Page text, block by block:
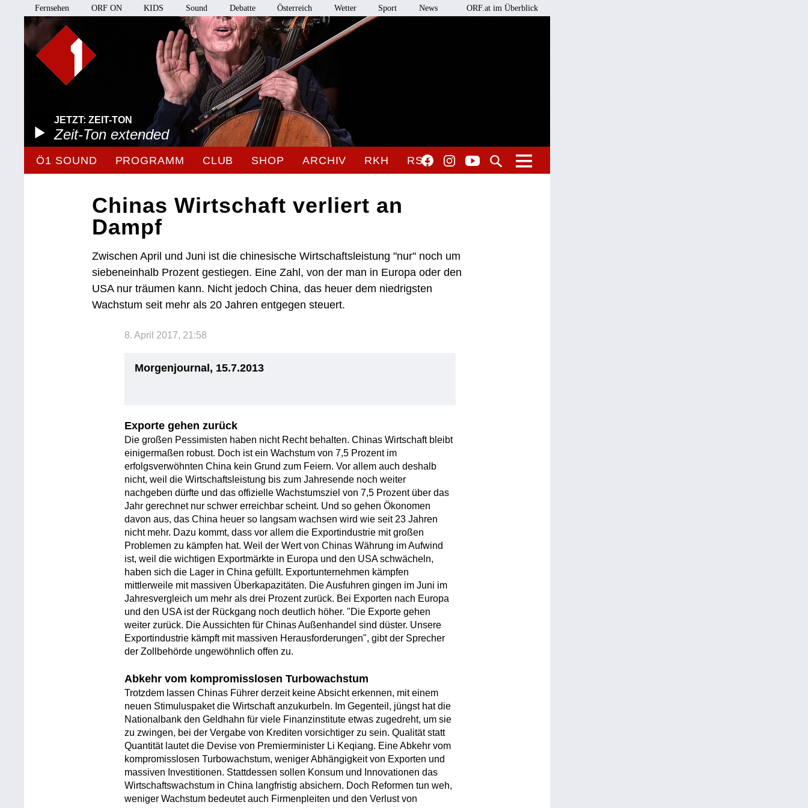
Fernsehen ORF ON KIDS Sound Debatte Österreich Wetter Sport News ORF.at im Überblick
JETZT: ZEIT-TON
Zeit-Ton extended
Ö1 SOUND PROGRAMM CLUB SHOP ARCHIV RKH RSO
Chinas Wirtschaft verliert an
Dampf
Zwischen April und Juni ist die chinesische Wirtschaftsleistung "nur" noch um
siebeneinhalb Prozent gestiegen. Eine Zahl, von der man in Europa oder den
USA nur träumen kann. Nicht jedoch China, das heuer dem niedrigsten
Wachstum seit mehr als 20 Jahren entgegen steuert.
8. April 2017, 21:58
Morgenjournal, 15.7.2013
Exporte gehen zurück
Die großen Pessimisten haben nicht Recht behalten. Chinas Wirtschaft bleibt
einigermaßen robust. Doch ist ein Wachstum von 7,5 Prozent im
erfolgsverwöhnten China kein Grund zum Feiern. Vor allem auch deshalb
nicht, weil die Wirtschaftsleistung bis zum Jahresende noch weiter
nachgeben dürfte und das offizielle Wachstumsziel von 7,5 Prozent über das
Jahr gerechnet nur schwer erreichbar scheint. Und so gehen Ökonomen
davon aus, das China heuer so langsam wachsen wird wie seit 23 Jahren
nicht mehr. Dazu kommt, dass vor allem die Exportindustrie mit großen
Problemen zu kämpfen hat. Weil der Wert von Chinas Währung im Aufwind
ist, weil die wichtigen Exportmärkte in Europa und den USA schwächeln,
haben sich die Lager in China gefüllt. Exportunternehmen kämpfen
mittlerweile mit massiven Überkapazitäten. Die Ausfuhren gingen im Juni im
Jahresvergleich um mehr als drei Prozent zurück. Bei Exporten nach Europa
und den USA ist der Rückgang noch deutlich höher. "Die Exporte gehen
weiter zurück. Die Aussichten für Chinas Außenhandel sind düster. Unsere
Exportindustrie kämpft mit massiven Herausforderungen", gibt der Sprecher
der Zollbehörde ungewöhnlich offen zu.
Abkehr vom kompromisslosen Turbowachstum
Trotzdem lassen Chinas Führer derzeit keine Absicht erkennen, mit einem
neuen Stimuluspaket die Wirtschaft anzukurbeln. Im Gegenteil, jüngst hat die
Nationalbank den Geldhahn für viele Finanzinstitute etwas zugedreht, um sie
zu zwingen, bei der Vergabe von Krediten vorsichtiger zu sein. Qualität statt
Quantität lautet die Devise von Premierminister Li Keqiang. Eine Abkehr vom
kompromisslosen Turbowachstum, weniger Abhängigkeit von Exporten und
massiven Investitionen. Stattdessen sollen Konsum und Innovationen das
Wirtschaftswachstum in China langfristig absichern. Doch Reformen tun weh,
weniger Wachstum bedeutet auch Firmenpleiten und den Verlust von